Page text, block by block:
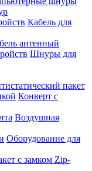
Кабель для
антенный
Шнуры для
пакет
Конверт с
Воздушная
Оборудование для
с замком Zip-